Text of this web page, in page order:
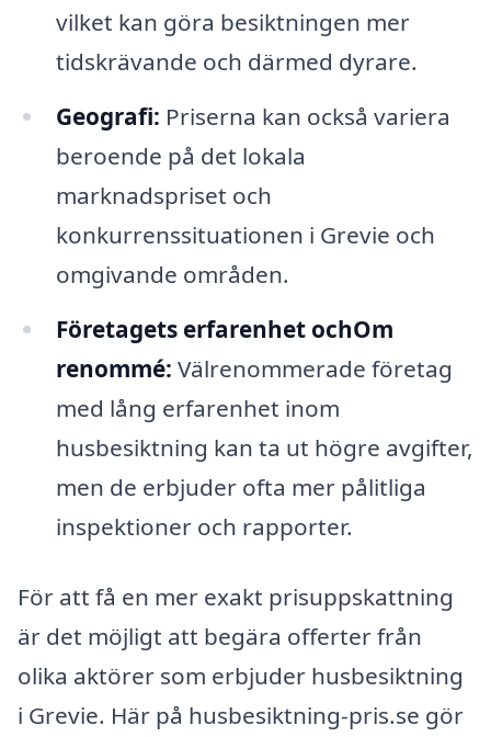
vilket kan göra besiktningen mer
tidskrävande och därmed dyrare.
Geografi: Priserna kan också variera
beroende på det lokala
marknadspriset och
konkurrenssituationen i Grevie och
omgivande områden.
Företagets erfarenhet ochOm
renommé: Välrenommerade företag
med lång erfarenhet inom
husbesiktning kan ta ut högre avgifter,
men de erbjuder ofta mer pålitliga
inspektioner och rapporter.
För att få en mer exakt prisuppskattning
är det möjligt att begära offerter från
olika aktörer som erbjuder husbesiktning
i Grevie. Här på husbesiktning-pris.se gör